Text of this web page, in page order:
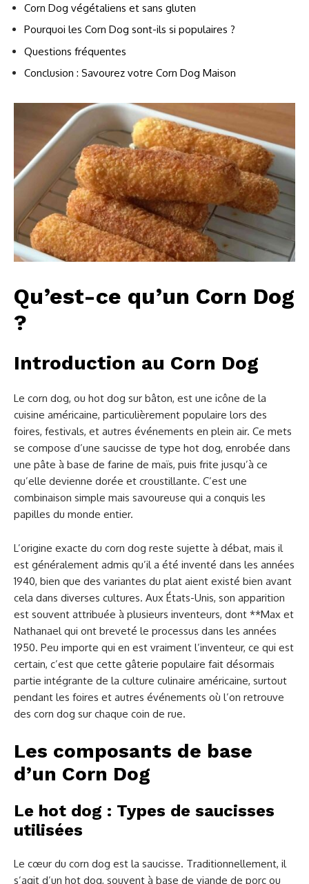
Corn Dog végétaliens et sans gluten
Pourquoi les Corn Dog sont-ils si populaires ?
Questions fréquentes
Conclusion : Savourez votre Corn Dog Maison
Qu’est-ce qu’un Corn Dog
?
Introduction au Corn Dog
Le corn dog, ou hot dog sur bâton, est une icône de la
cuisine américaine, particulièrement populaire lors des
foires, festivals, et autres événements en plein air. Ce mets
se compose d’une saucisse de type hot dog, enrobée dans
une pâte à base de farine de maïs, puis frite jusqu’à ce
qu’elle devienne dorée et croustillante. C’est une
combinaison simple mais savoureuse qui a conquis les
papilles du monde entier.
L’origine exacte du corn dog reste sujette à débat, mais il
est généralement admis qu’il a été inventé dans les années
1940, bien que des variantes du plat aient existé bien avant
cela dans diverses cultures. Aux États-Unis, son apparition
est souvent attribuée à plusieurs inventeurs, dont **Max et
Nathanael qui ont breveté le processus dans les années
1950. Peu importe qui en est vraiment l’inventeur, ce qui est
certain, c’est que cette gâterie populaire fait désormais
partie intégrante de la culture culinaire américaine, surtout
pendant les foires et autres événements où l’on retrouve
des corn dog sur chaque coin de rue.
Les composants de base
d’un Corn Dog
Le hot dog : Types de saucisses
utilisées
Le cœur du corn dog est la saucisse. Traditionnellement, il
s’agit d’un hot dog, souvent à base de viande de porc ou